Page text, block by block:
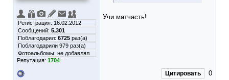
Регистрация: 16.02.2012
Сообщений: 5,301
Поблагодарил: 6725 раз(а)
Поблагодарили 979 раз(а)
Фотоальбомы: не добавлял
Репутация: 1704
Учи матчасть!
Цитировать 0